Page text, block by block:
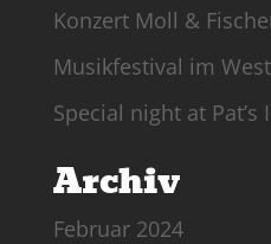
Konzert Moll &
Musikfestival im
Special night at
Archiv
Februar 2024